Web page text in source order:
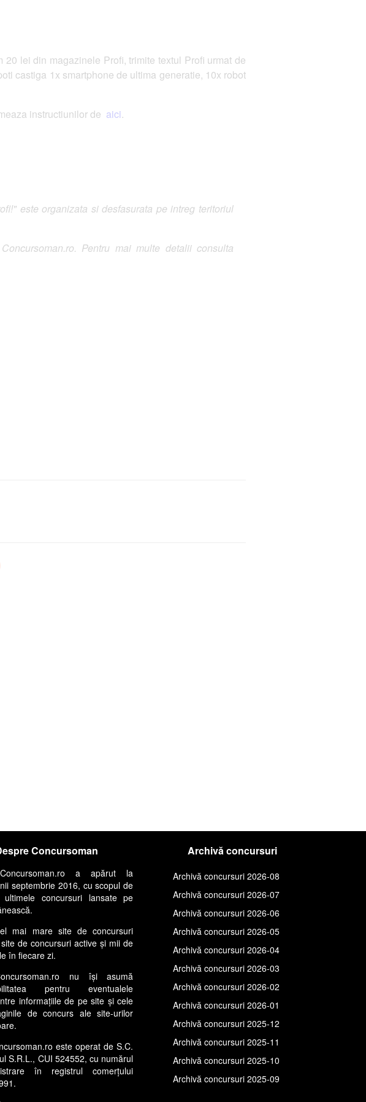
lei din magazinele Profi, trimite textul Profi urmat de
castiga 1x smartphone de ultima generatie, 10x robot
instructiunilor de aici.
este organizata si desfasurata pe intreg teritoriul
Pentru mai multe detalii consulta
Concursoman
a apărut la
septembrie 2016, cu scopul de
concursuri lansate pe
mai mare site de concursuri
de concursuri active și mii de
în fiecare zi.
nu își asumă
pentru eventualele
informațiile de pe site și cele
de concurs ale site-urilor
este operat de S.C.
S.R.L., CUI 524552, cu numărul
în registrul comerțului
Archivă concursuri
Archivă concursuri 2026-08
Archivă concursuri 2026-07
Archivă concursuri 2026-06
Archivă concursuri 2026-05
Archivă concursuri 2026-04
Archivă concursuri 2026-03
Archivă concursuri 2026-02
Archivă concursuri 2026-01
Archivă concursuri 2025-12
Archivă concursuri 2025-11
Archivă concursuri 2025-10
Archivă concursuri 2025-09